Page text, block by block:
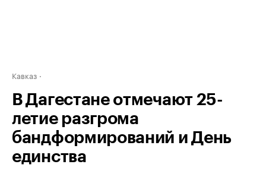
Кавказ
В Дагестане отмечают 25-
летие разгрома
бандформирований и День
единства